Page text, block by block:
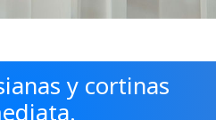
y cortinas